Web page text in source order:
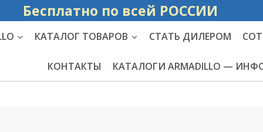
Бесплатно по
КАТАЛОГ ТОВАРОВ СТАТЬ ДИЛЕРОМ
КОНТАКТЫ КАТАЛОГИ ARMADILLO —